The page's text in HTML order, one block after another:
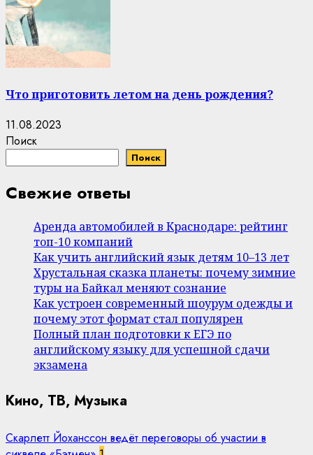
Что приготовить летом на день рождения?
11.08.2023
Поиск
Поиск
Свежие ответы
Аренда автомобилей в Краснодаре: рейтинг
топ-10 компаний
Как учить английский язык детям 10–13 лет
Хрустальная сказка планеты: почему зимние
туры на Байкал меняют сознание
Как устроен современный шоурум одежды и
почему этот формат стал популярен
Полный план подготовки к ЕГЭ по
английскому языку для успешной сдачи
экзамена
Кино, ТВ, Музыка
Скарлетт Йоханссон ведёт переговоры об участии в